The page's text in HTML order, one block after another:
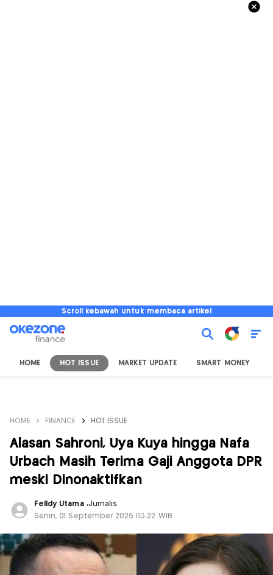
Scroll kebawah untuk membaca artikel
HOME HOT ISSUE MARKET UPDATE SMART MONEY
HOME FINANCE HOT ISSUE
Alasan Sahroni, Uya Kuya hingga Nafa
Urbach Masih Terima Gaji Anggota DPR
meski Dinonaktifkan
Felldy Utama ,Jurnalis
Senin, 01 September 2025 |13:22 WIB